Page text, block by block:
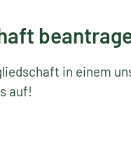
in einem
auf!